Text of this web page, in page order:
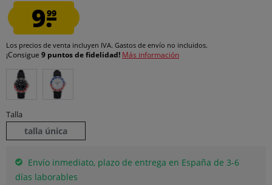
9.99
Los precios de venta incluyen IVA. Gastos de envío no incluidos.
¡Consigue 9 puntos de fidelidad! Más información
Talla
talla única
Envío inmediato, plazo de entrega en España de 3-6
días laborables